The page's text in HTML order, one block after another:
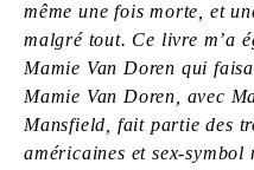
même une fois morte, et
malgré tout. Ce livre m’a
Mamie Van Doren qui
Mamie Van Doren, avec
Mansfield, fait partie des
américaines et sex-symbol